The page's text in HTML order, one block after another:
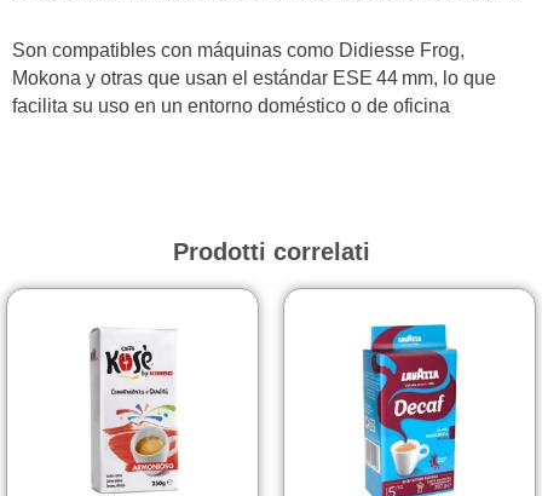
Son compatibles con máquinas como Didiesse Frog,
Mokona y otras que usan el estándar ESE 44 mm, lo que
facilita su uso en un entorno doméstico o de oficina
Prodotti correlati